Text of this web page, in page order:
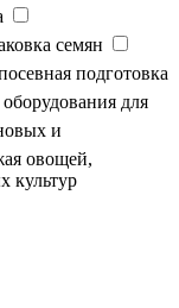
семян
подготовка
для
и
овощей,
культур